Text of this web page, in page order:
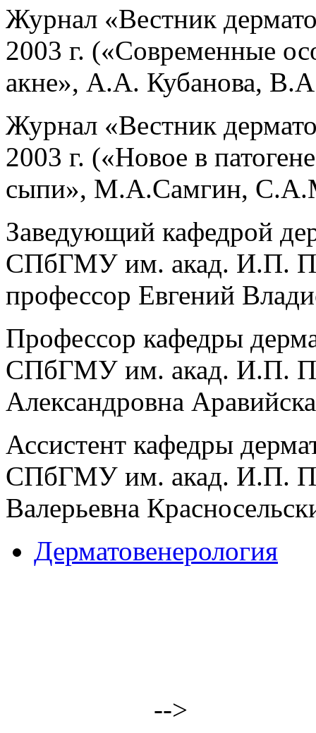
Журнал «Вестник
2003 г. («Современные
акне», А.А. Кубанова,
Журнал «Вестник
2003 г. («Новое в
сыпи», М.А.Самгин,
Заведующий кафедрой
СПбГМУ им. акад. И.П.
профессор Евгений
Профессор кафедры
СПбГМУ им. акад. И.П.
Александровна
Ассистент кафедры
СПбГМУ им. акад. И.П.
Валерьевна
Дерматовенерология
-->